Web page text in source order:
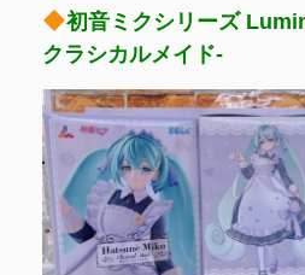
初音ミクシリーズ
クラシカルメイド-